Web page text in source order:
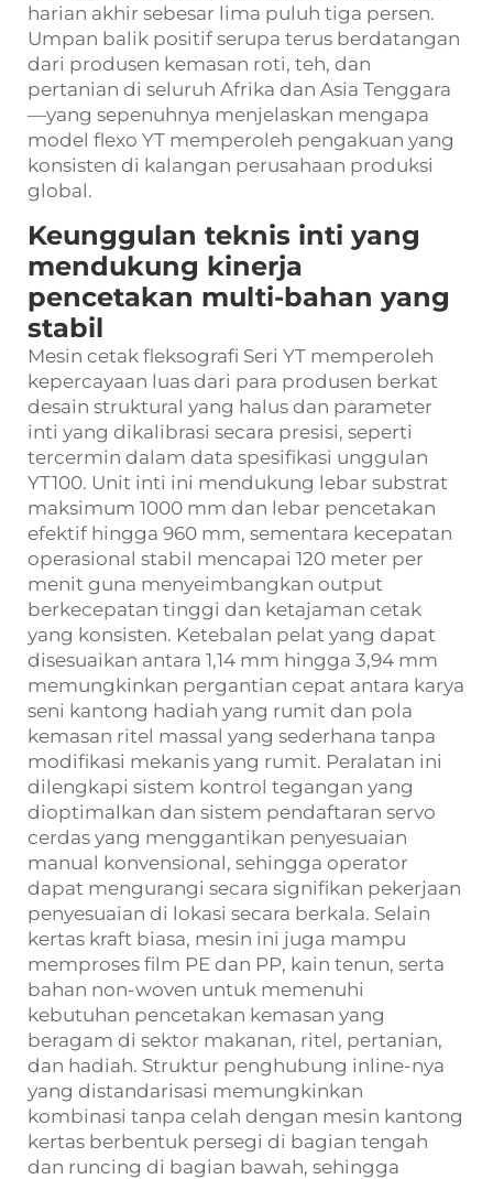
harian akhir sebesar lima puluh tiga persen.
Umpan balik positif serupa terus berdatangan
dari produsen kemasan roti, teh, dan
pertanian di seluruh Afrika dan Asia Tenggara
—yang sepenuhnya menjelaskan mengapa
model flexo YT memperoleh pengakuan yang
konsisten di kalangan perusahaan produksi
global.
Keunggulan teknis inti yang
mendukung kinerja
pencetakan multi-bahan yang
stabil
Mesin cetak fleksografi Seri YT memperoleh
kepercayaan luas dari para produsen berkat
desain struktural yang halus dan parameter
inti yang dikalibrasi secara presisi, seperti
tercermin dalam data spesifikasi unggulan
YT100. Unit inti ini mendukung lebar substrat
maksimum 1000 mm dan lebar pencetakan
efektif hingga 960 mm, sementara kecepatan
operasional stabil mencapai 120 meter per
menit guna menyeimbangkan output
berkecepatan tinggi dan ketajaman cetak
yang konsisten. Ketebalan pelat yang dapat
disesuaikan antara 1,14 mm hingga 3,94 mm
memungkinkan pergantian cepat antara karya
seni kantong hadiah yang rumit dan pola
kemasan ritel massal yang sederhana tanpa
modifikasi mekanis yang rumit. Peralatan ini
dilengkapi sistem kontrol tegangan yang
dioptimalkan dan sistem pendaftaran servo
cerdas yang menggantikan penyesuaian
manual konvensional, sehingga operator
dapat mengurangi secara signifikan pekerjaan
penyesuaian di lokasi secara berkala. Selain
kertas kraft biasa, mesin ini juga mampu
memproses film PE dan PP, kain tenun, serta
bahan non-woven untuk memenuhi
kebutuhan pencetakan kemasan yang
beragam di sektor makanan, ritel, pertanian,
dan hadiah. Struktur penghubung inline-nya
yang distandarisasi memungkinkan
kombinasi tanpa celah dengan mesin kantong
kertas berbentuk persegi di bagian tengah
dan runcing di bagian bawah, sehingga